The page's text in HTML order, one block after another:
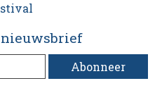
nieuwsbrief
Abonneer